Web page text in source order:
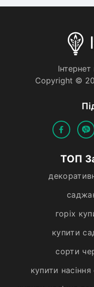
Copyright ©
ТОП
горіх
купити
сорти
купити насіння